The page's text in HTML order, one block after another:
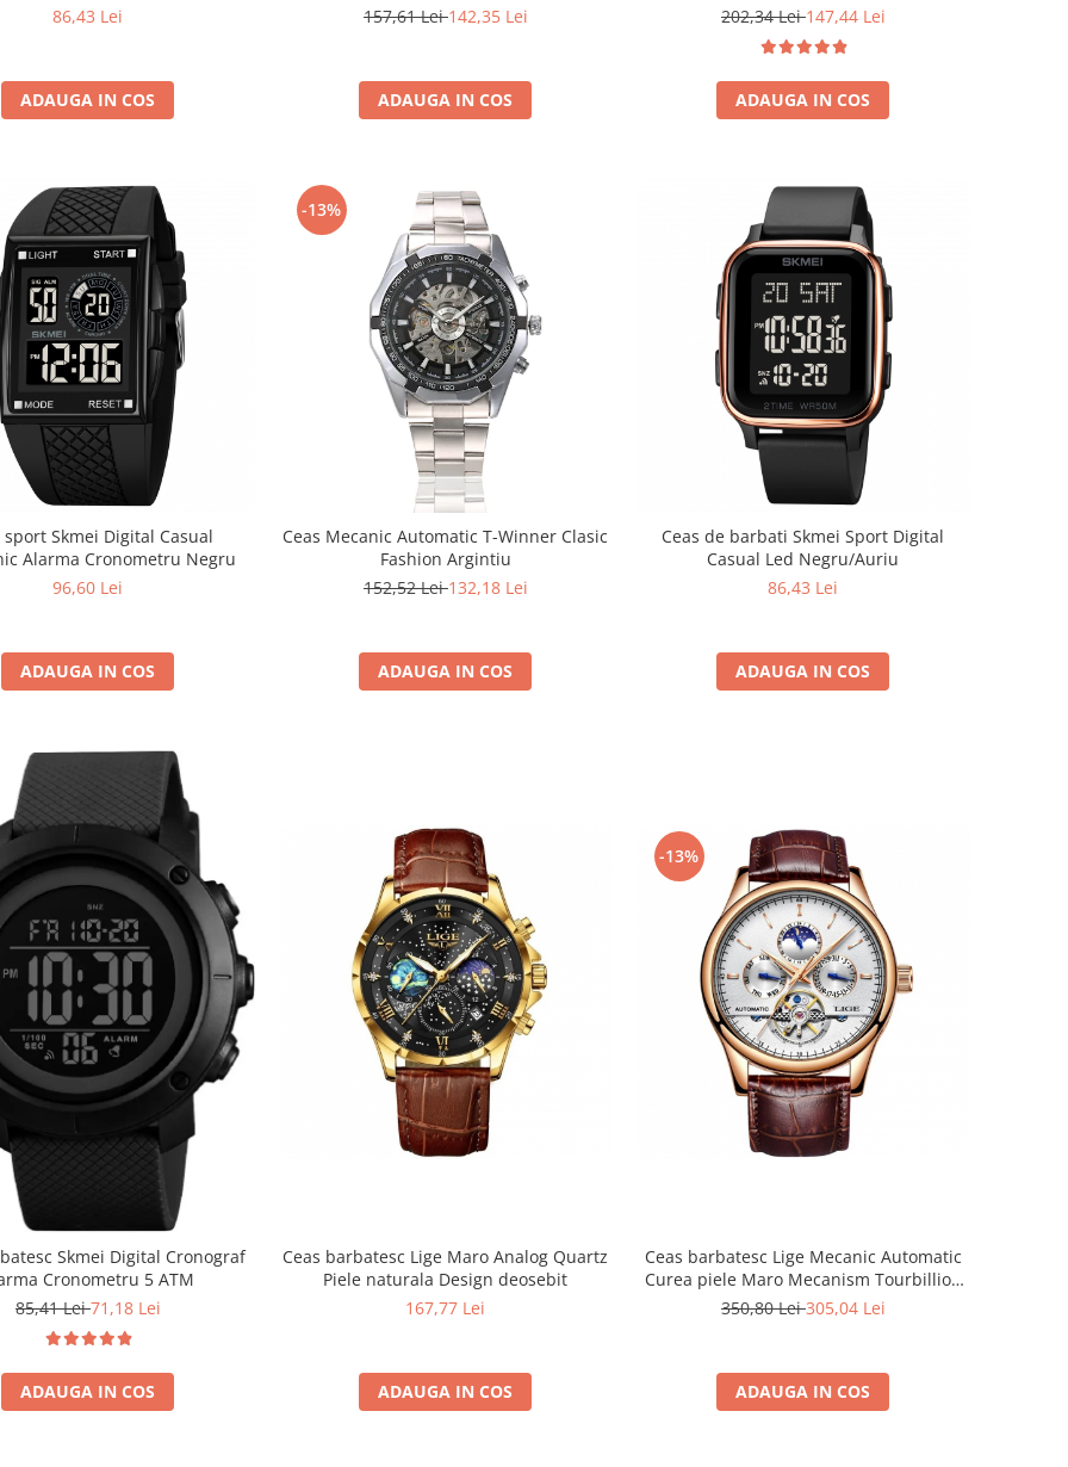
86,43 Lei
ADAUGA IN COS
157,61 Lei142,35 Lei
ADAUGA IN COS
202,34 Lei147,44 Lei
ADAUGA IN COS
sport Skmei Digital Casual
Alarma Cronometru Negru
96,60 Lei
ADAUGA IN COS
-13%
Ceas Mecanic Automatic T-Winner Clasic
Fashion Argintiu
152,52 Lei132,18 Lei
ADAUGA IN COS
Ceas de barbati Skmei Sport Digital
Casual Led Negru/Auriu
86,43 Lei
ADAUGA IN COS
Skmei Digital Cronograf
Cronometru 5 ATM
85,41 Lei71,18 Lei
ADAUGA IN COS
Ceas barbatesc Lige Maro Analog Quartz
Piele naturala Design deosebit
167,77 Lei
ADAUGA IN COS
-13%
Ceas barbatesc Lige Mecanic Automatic
Curea piele Maro Mecanism Tourbillion
Data
350,80 Lei305,04 Lei
ADAUGA IN COS